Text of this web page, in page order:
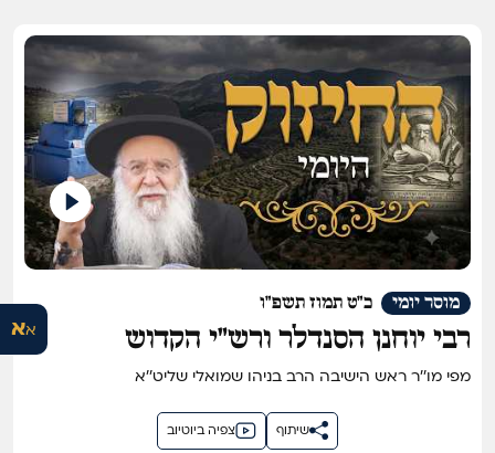
אא
כ"ט תמוז תשפ"ו מוסר יומי
רבי יוחנן הסנדלר ורש"י הקדוש
מפי מו''ר ראש הישיבה הרב בניהו שמואלי שליט''א
צפיה ביוטיוב שיתוף